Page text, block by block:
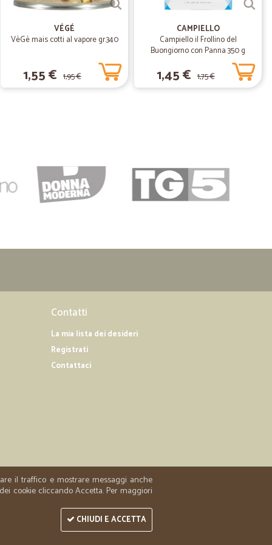
termini previsti. Saluti,Nicoletta capanni
VÉGÉ
VèGè mais cotti al vapore gr.340
1,55 € 1,95 €
CAMPIELLO
Campiello il Frollino del
Buongiorno con Panna 350 g
1,45 € 1,75 €
Contatti
La mia lista dei desideri
Registrati
Contattaci
il traffico e mostrare messaggi anche
cookie cliccando Accetta. Per maggiori
CHIUDI E ACCETTA